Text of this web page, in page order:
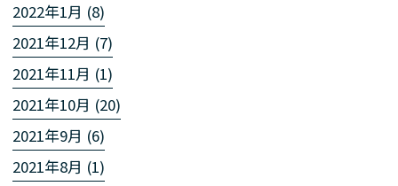
2022年1月 (8)
2021年12月 (7)
2021年11月 (1)
2021年10月 (20)
2021年9月 (6)
2021年8月 (1)